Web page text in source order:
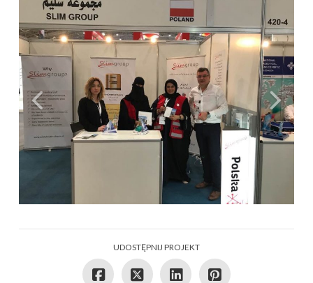
UDOSTĘPNIJ PROJEKT